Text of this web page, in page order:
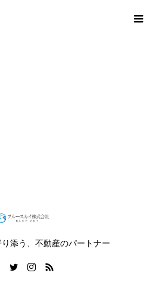
添う、不動産のパートナー